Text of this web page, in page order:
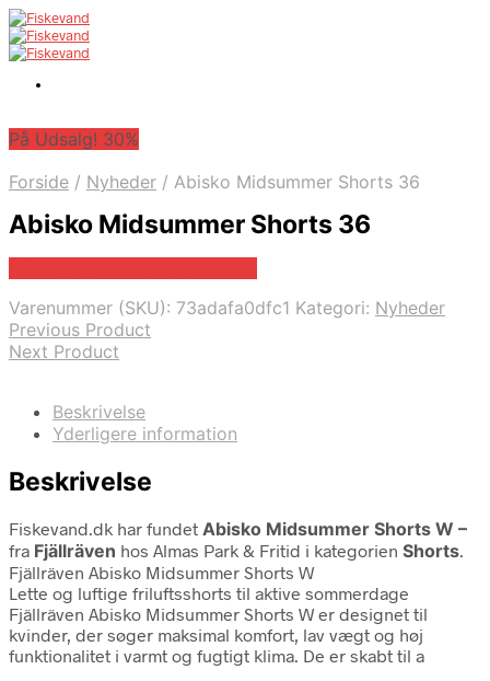
På Udsalg! 30%
Forside / Nyheder / Abisko Midsummer Shorts 36
Abisko Midsummer Shorts 36
Varenummer (SKU): 73adafa0dfc1 Kategori: Nyheder
Previous Product
Next Product
Beskrivelse
Yderligere information
Beskrivelse
Fiskevand.dk har fundet Abisko Midsummer Shorts W –
fra Fjällräven hos Almas Park & Fritid i kategorien Shorts.
Fjällräven Abisko Midsummer Shorts W
Lette og luftige friluftsshorts til aktive sommerdage
Fjällräven Abisko Midsummer Shorts W er designet til
kvinder, der søger maksimal komfort, lav vægt og høj
funktionalitet i varmt og fugtigt klima. De er skabt til a